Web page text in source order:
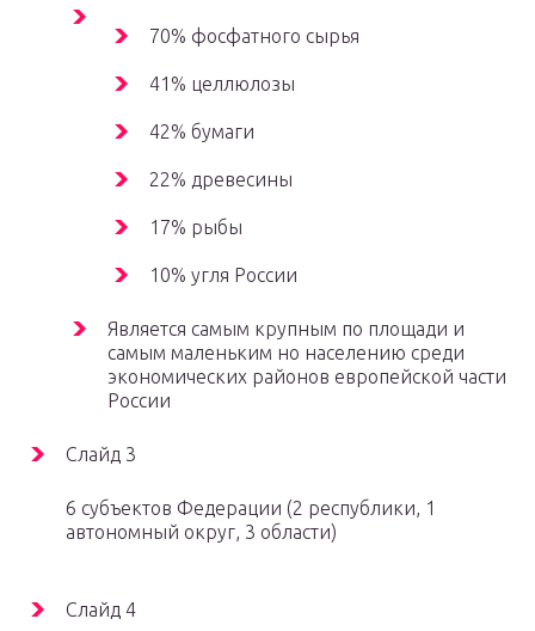
70% фосфатного сырья
41% целлюлозы
42% бумаги
22% древесины
17% рыбы
10% угля России
Является самым крупным по площади и
самым маленьким но населению среди
экономических районов европейской части
России
Слайд 3
6 субъектов Федерации (2 республики, 1
автономный округ, 3 области)
Слайд 4